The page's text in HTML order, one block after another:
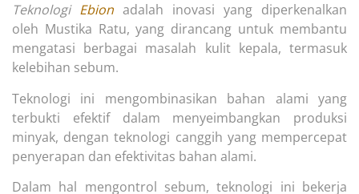
Teknologi Ebion adalah inovasi yang diperkenalkan
oleh Mustika Ratu, yang dirancang untuk membantu
mengatasi berbagai masalah kulit kepala, termasuk
kelebihan sebum.
Teknologi ini mengombinasikan bahan alami yang
terbukti efektif dalam menyeimbangkan produksi
minyak, dengan teknologi canggih yang mempercepat
penyerapan dan efektivitas bahan alami.
Dalam hal mengontrol sebum, teknologi ini bekerja